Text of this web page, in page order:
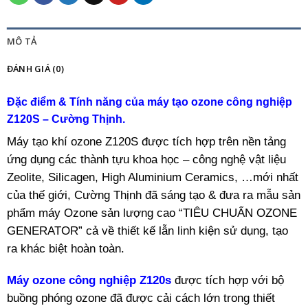
MÔ TẢ
ĐÁNH GIÁ (0)
Đặc điểm & Tính năng của máy tạo ozone công nghiệp
Z120S – Cường Thịnh.
Máy tạo khí ozone Z120S được tích hợp trên nền tảng
ứng dụng các thành tựu khoa học – công nghệ vật liệu
Zeolite, Silicagen, High Aluminium Ceramics, …mới nhất
của thế giới, Cường Thịnh đã sáng tạo & đưa ra mẫu sản
phẩm máy Ozone sản lượng cao “TIÊU CHUẨN OZONE
GENERATOR” cả về thiết kế lẫn linh kiện sử dụng, tạo
ra khác biệt hoàn toàn.
Máy ozone công nghiệp Z120sđược tích hợp với bộ
buồng phóng ozone đã được cải cách lớn trong thiết